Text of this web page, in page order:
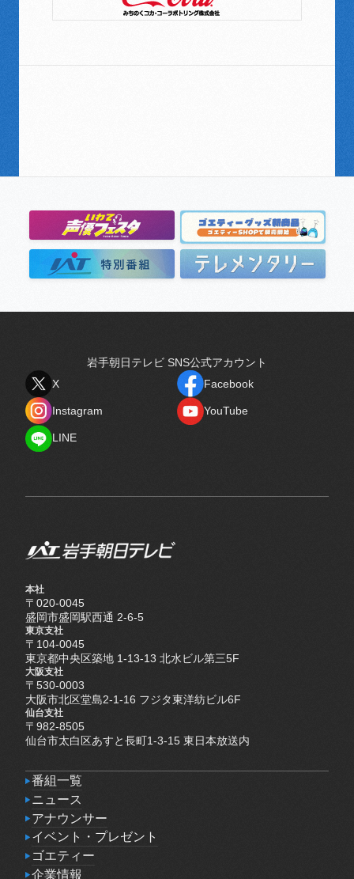
岩手朝日テレビ SNS公式アカウント
X
Facebook
Instagram
YouTube
LINE
本社
〒020-0045
盛岡市盛岡駅西通 2-6-5
東京支社
〒104-0045
東京都中央区築地 1-13-13 北水ビル第三5F
大阪支社
〒530-0003
大阪市北区堂島2-1-16 フジタ東洋紡ビル6F
仙台支社
〒982-8505
仙台市太白区あすと長町1-3-15 東日本放送内
番組一覧
番組一覧
ニュース
ニュース
アナウンサー
アナウンサー
イベント・プレゼント
イベント・プレゼント
ゴエティー
ゴエティー
企業情報